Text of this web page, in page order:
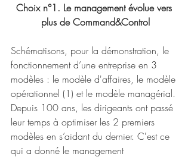
Choix n°1. Le management évolue vers
plus de Command&Control
Schématisons, pour la démonstration, le
fonctionnement d’une entreprise en 3
modèles : le modèle d'affaires, le modèle
opérationnel (1) et le modèle managérial.
Depuis 100 ans, les dirigeants ont passé
leur temps à optimiser les 2 premiers
modèles en s’aidant du dernier. C'est ce
qui a donné le management